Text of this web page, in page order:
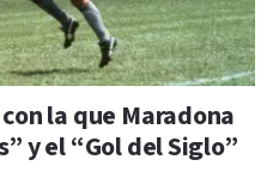
la que Maradona
y el “Gol del Siglo”